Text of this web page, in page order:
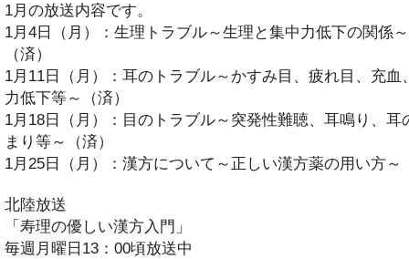
1月の放送内容です。
1月4日（月）：生理トラブル～生理と集中力低下の関係～
（済）
1月11日（月）：耳のトラブル～かすみ目、疲れ目、充血
力低下等～（済）
1月18日（月）：目のトラブル～突発性難聴、耳鳴り、耳
まり等～（済）
1月25日（月）：漢方について～正しい漢方薬の用い方～
北陸放送
「寿理の優しい漢方入門」
毎週月曜日13：00頃放送中